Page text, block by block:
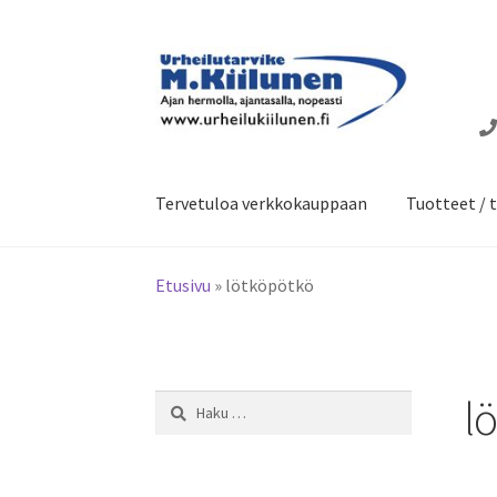
Siirry
navigointiin
Siirry
sisältöön
Tervetuloa verkkokauppaan Tuotteet /
Etusivu » lötköpötkö
Haku: